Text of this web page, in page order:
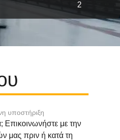
2
υποστήριξη
Επικοινωνήστε με την
μας πριν ή κατά τη